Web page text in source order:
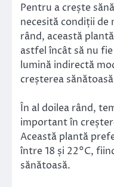
Pentru a crește
necesită condiții de
rând, această
astfel încât să nu
lumină indirectă
creșterea
În al doilea rând,
important în
Această plantă
între 18 și 22°C,
sănătoasă.